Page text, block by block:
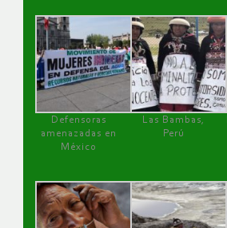
Defensoras
amenazadas en
México
Las Bambas,
Perú